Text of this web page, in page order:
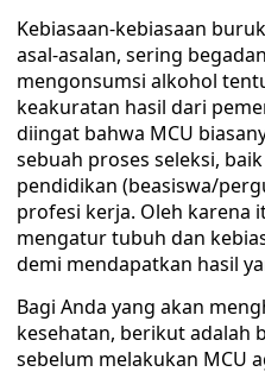
Kebiasaan-kebiasaan
asal-asalan, sering
mengonsumsi alkohol
keakuratan hasil dari
diingat bahwa MCU
sebuah proses seleksi,
pendidikan (beasiswa/
profesi kerja. Oleh karena
mengatur tubuh dan
demi mendapatkan hasil
Bagi Anda yang akan
kesehatan, berikut adalah
sebelum melakukan MCU